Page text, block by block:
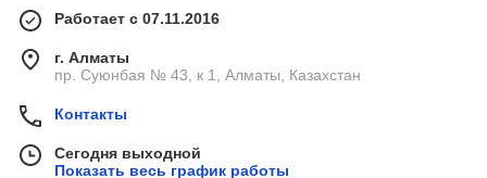
Работает с 07.11.2016
г. Алматы
пр. Суюнбая № 43, к 1, Алматы, Казахстан
Контакты
Сегодня выходной
Показать весь график работы